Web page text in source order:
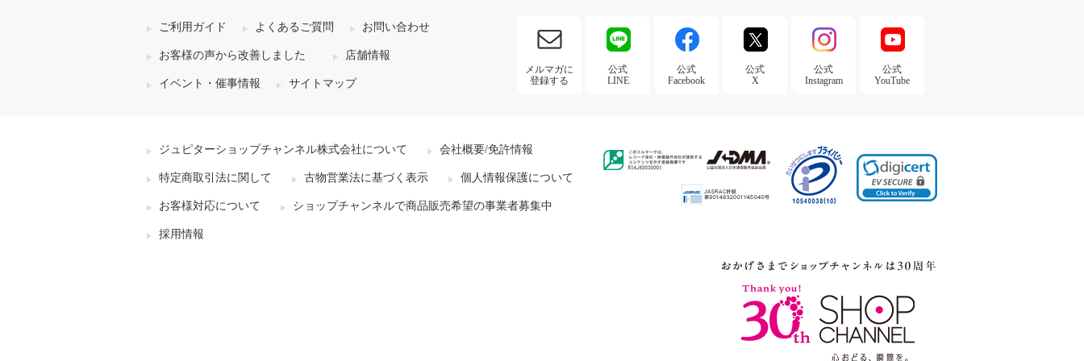
ご利用ガイド よくあるご質問 お問い合わせ
お客様の声から改善しました 店舗情報
イベント・催事情報 サイトマップ
メルマガに
登録する
公式
LINE
公式
Facebook
公式
X
公式
Instagram
公式
YouTube
ジュピターショップチャンネル株式会社について 会社概要/免許情報
特定商取引法に関して 古物営業法に基づく表示 個人情報保護について
お客様対応について ショップチャンネルで商品販売希望の事業者募集中
採用情報